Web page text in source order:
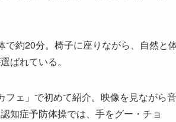
約20分。椅子に座りながら、自然と
ばれている。
ェ」で初めて紹介。映像を見ながら音
知症予防体操では、手をグー・チョ